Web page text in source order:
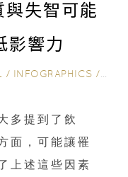
失智可能
影響力
/ INFOGRAPHICS /
多提到了飲
面，可能讓罹
上述這些因素